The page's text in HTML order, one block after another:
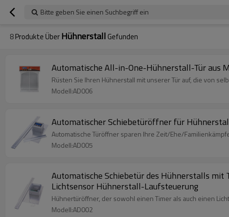
Bitte geben Sie einen Suchbegriff ein
8Produkte ÜberHühnerstall Gefunden
Automatische All-in-One-Hühnerstall-Tür aus
Rüsten Sie Ihren Hühnerstall mit unserer Tür auf, die von
Modell:AD006
Automatischer Schiebetüröffner für
Automatische Türöffner sparen Ihre Zeit/Ehe/
Modell:AD005
Automatische Schiebetür des Hühnerstalls
Lichtsensor Hühnerstall-Laufsteuerung
Hühnertüröffner, der sowohl einen Timer als auch einen
Modell:AD002